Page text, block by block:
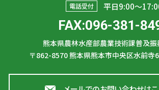
電話受付 平日9:00〜
FAX:096-381-
熊本県農林水産部農業技術課普及振
〒862-8570熊本県熊本市中央区水前寺